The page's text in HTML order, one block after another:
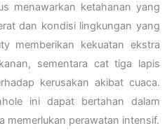
menawarkan ketahanan yang
dan kondisi lingkungan yang
memberikan kekuatan ekstra
sementara cat tiga lapis
kerusakan akibat cuaca.
ini dapat bertahan dalam
memerlukan perawatan intensif.